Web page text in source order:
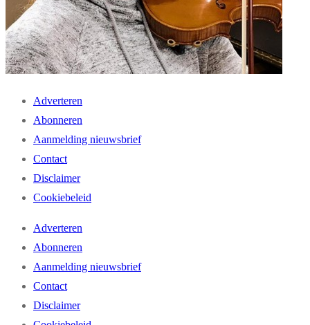
Adverteren
Abonneren
Aanmelding nieuwsbrief
Contact
Disclaimer
Cookiebeleid
Adverteren
Abonneren
Aanmelding nieuwsbrief
Contact
Disclaimer